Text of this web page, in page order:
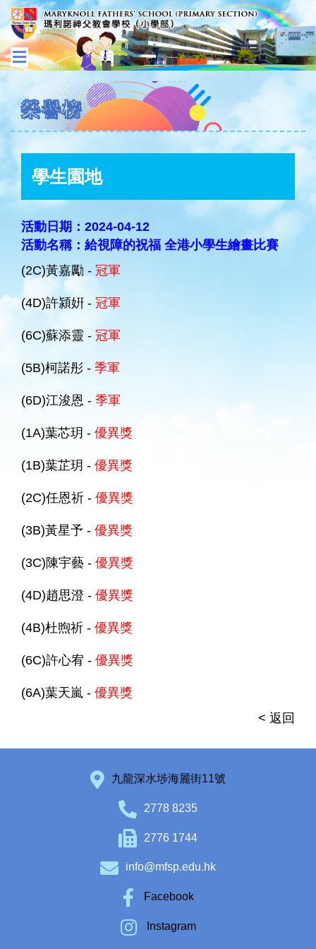
榮譽榜
學生園地
活動日期：2024-04-12
活動名稱：給視障的祝福 全港小學生繪畫比賽
(2C)黃嘉勵 - 冠軍
(4D)許潁姸 - 冠軍
(6C)蘇添靈 - 冠軍
(5B)柯諾彤 - 季軍
(6D)江浚恩 - 季軍
(1A)葉芯玥 - 優異獎
(1B)葉芷玥 - 優異獎
(2C)任恩祈 - 優異獎
(3B)黃星予 - 優異獎
(3C)陳宇藝 - 優異獎
(4D)趙思澄 - 優異獎
(4B)杜煦祈 - 優異獎
(6C)許心宥 - 優異獎
(6A)葉天嵐 - 優異獎
< 返回
九龍深水埗海麗街11號
2778 8235
2776 1744
info@mfsp.edu.hk
Facebook
Instagram